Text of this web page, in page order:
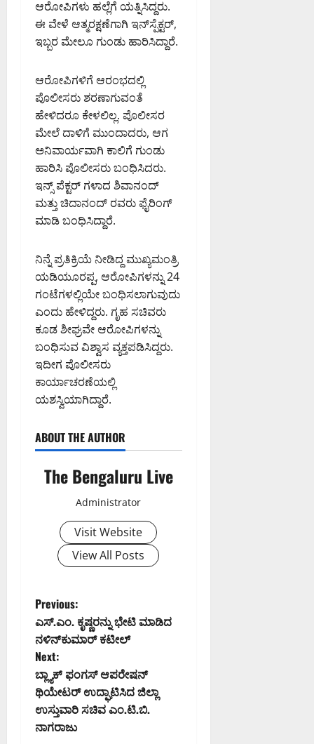
ಆರೋಪಿಗಳು ಹಲ್ಲೆಗೆ ಯತ್ನಿಸಿದ್ದರು.
ಈ ವೇಳೆ ಆತ್ಮರಕ್ಷಣೆಗಾಗಿ ಇನ್‌ಸ್ಪೆಕ್ಟರ್,
ಇಬ್ಬರ ಮೇಲೂ ಗುಂಡು ಹಾರಿಸಿದ್ದಾರೆ.
ಆರೋಪಿಗಳಿಗೆ ಆರಂಭದಲ್ಲಿ
ಪೊಲೀಸರು ಶರಣಾಗುವಂತೆ
ಹೇಳಿದರೂ ಕೇಳಲಿಲ್ಲ. ಪೊಲೀಸರ
ಮೇಲೆ ದಾಳಿಗೆ ಮುಂದಾದರು, ಆಗ
ಅನಿವಾರ್ಯವಾಗಿ ಕಾಲಿಗೆ ಗುಂಡು
ಹಾರಿಸಿ ಪೊಲೀಸರು ಬಂಧಿಸಿದರು.
ಇನ್ಸ್ ಪೆಕ್ಟರ್ ಗಳಾದ ಶಿವಾನಂದ್
ಮತ್ತು ಚಿದಾನಂದ್ ರವರು ಫೈರಿಂಗ್
ಮಾಡಿ ಬಂಧಿಸಿದ್ದಾರೆ.
ನಿನ್ನೆ ಪ್ರತಿಕ್ರಿಯೆ ನೀಡಿದ್ದ ಮುಖ್ಯಮಂತ್ರಿ
ಯಡಿಯೂರಪ್ಪ, ಆರೋಪಿಗಳನ್ನು 24
ಗಂಟೆಗಳಲ್ಲಿಯೇ ಬಂಧಿಸಲಾಗುವುದು
ಎಂದು ಹೇಳಿದ್ದರು. ಗೃಹ ಸಚಿವರು
ಕೂಡ ಶೀಘ್ರವೇ ಆರೋಪಿಗಳನ್ನು
ಬಂಧಿಸುವ ವಿಶ್ವಾಸ ವ್ಯಕ್ತಪಡಿಸಿದ್ದರು.
ಇದೀಗ ಪೊಲೀಸರು
ಕಾರ್ಯಾಚರಣೆಯಲ್ಲಿ
ಯಶಸ್ವಿಯಾಗಿದ್ದಾರೆ.
ABOUT THE AUTHOR
The Bengaluru Live
Administrator
Visit Website
View All Posts
P
o
s
t
n
Previous:
ಎಸ್.ಎಂ. ಕೃಷ್ಣರನ್ನು ಭೇಟಿ ಮಾಡಿದ
ನಳಿನ್‍ಕುಮಾರ್ ಕಟೀಲ್
Next:
ಬ್ಲ್ಯಾಕ್‌ ಫಂಗಸ್ ಆಪರೇಷನ್
ಥಿಯೇಟರ್‌ ಉದ್ಘಾಟಿಸಿದ ಜಿಲ್ಲಾ
ಉಸ್ತುವಾರಿ ಸಚಿವ ಎಂ.ಟಿ.ಬಿ.
ನಾಗರಾಜು